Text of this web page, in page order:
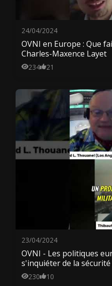
24/04/2024
OVNI en Europe : Que
Charles-Maxence Layet
234 21
23/04/2024
OVNI - Les politiques
s'inquiéter de la
230 10